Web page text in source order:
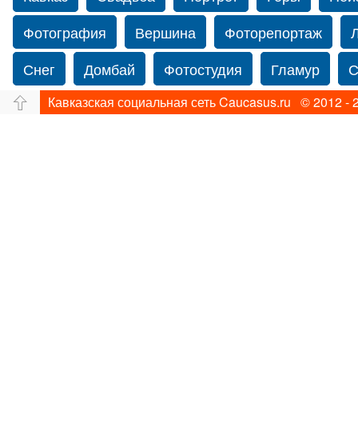
Фотография
Вершина Фоторепортаж
Снег
Домбай Фотостудия Гламур
Путешествие
Перевал Свадьба фото
Кавказская социальная сеть Caucasus.ru © 2012 -